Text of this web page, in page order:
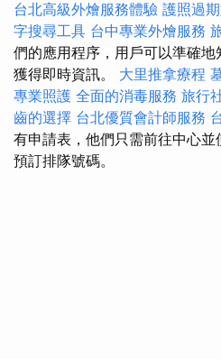
台北高級外燴服務體驗 護照過
字搜尋工具 台中專業外燴服務
們的應用程序，用戶可以準確
獲得即時資訊。 大里推拿療程
專業照護 全面的消毒服務 旅行
齒的選擇 台北優質會計師服務
有申請表，他們只需前往中心
預訂排隊號碼。